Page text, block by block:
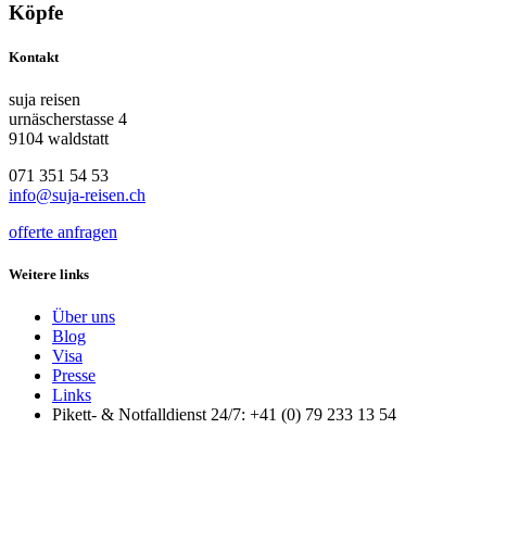
Köpfe
Kontakt
suja reisen
urnäscherstasse 4
9104 waldstatt
071 351 54 53
info@suja-reisen.ch
offerte anfragen
Weitere links
Über uns
Blog
Visa
Presse
Links
Pikett- & Notfalldienst 24/7: +41 (0) 79 233 13 54